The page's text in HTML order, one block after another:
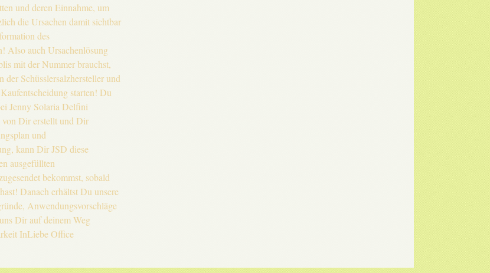
und deren Einnahme, um
die Ursachen damit sichtbar
des
Also auch Ursachenlösung
mit der Nummer brauchst,
Schüsslersalzhersteller und
starten! Du
Jenny Solaria Delfini
von Dir erstellt und Dir
und
kann Dir JSD diese
ausgefüllten
bekommst, sobald
Danach erhältst Du unsere
Anwendungsvorschläge
Dir auf deinem Weg
InLiebe Office